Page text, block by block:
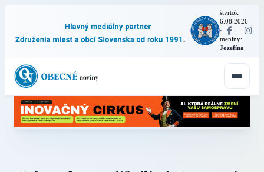
štvrtok
6.08.2026
·
meniny:
Jozefína